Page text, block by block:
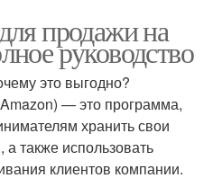
продажи на
руководство
это выгодно?
— это программа,
хранить свои
также использовать
клиентов компании.